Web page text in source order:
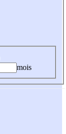
mois